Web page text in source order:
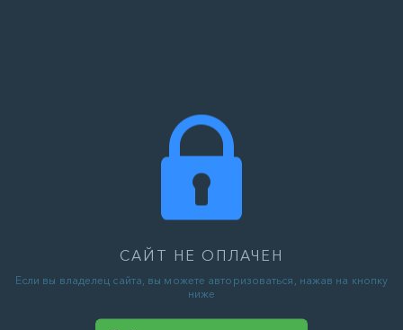
САЙТ НЕ ОПЛАЧЕН
Если вы владелец сайта, вы можете авторизоваться, нажав на кнопку
ниже